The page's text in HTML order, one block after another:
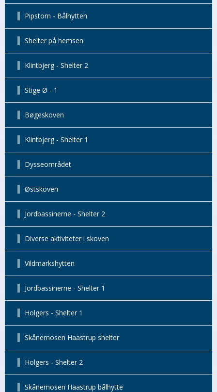
Pipstorn - Bålhytten
Shelter på hemsen
Klintbjerg - Shelter 2
Stige Ø - 1
Bøgeskoven
Klintbjerg - Shelter 1
Dysseområdet
Østskoven
Jordbassinerne - Shelter 2
Diverse aktiviteter i skoven
Vildmarkshytten
Jordbassinerne - Shelter 1
Holgers - Shelter 1
Skånemosen Haastrup shelter
Holgers - Shelter 2
Skånemosen Haastrup bålhytte